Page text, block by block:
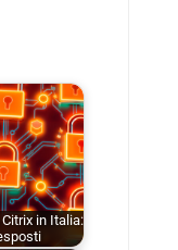
in Italia: